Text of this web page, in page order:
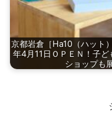
京都岩倉［Ha10（ハット
年4月11日ＯＰＥＮ！子ど
ショップも